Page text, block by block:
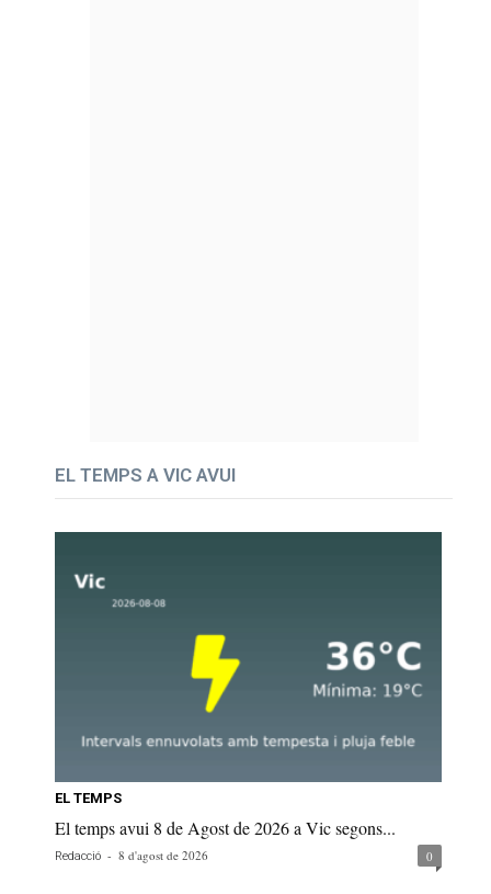
EL TEMPS A VIC AVUI
EL TEMPS
El temps avui 8 de Agost de 2026 a Vic segons...
Redacció - 8 d'agost de 2026 0